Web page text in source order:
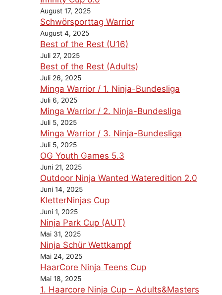
August 17, 2025
Schwörsporttag Warrior
August 4, 2025
Best of the Rest (U16)
Juli 27, 2025
Best of the Rest (Adults)
Juli 26, 2025
Minga Warrior / 1. Ninja-Bundesliga
Juli 6, 2025
Minga Warrior / 2. Ninja-Bundesliga
Juli 5, 2025
Minga Warrior / 3. Ninja-Bundesliga
Juli 5, 2025
OG Youth Games 5.3
Juni 21, 2025
Outdoor Ninja Wanted Wateredition 2.0
Juni 14, 2025
KletterNinjas Cup
Juni 1, 2025
Ninja Park Cup (AUT)
Mai 31, 2025
Ninja Schür Wettkampf
Mai 24, 2025
HaarCore Ninja Teens Cup
Mai 18, 2025
1. Haarcore Ninja Cup – Adults&Masters